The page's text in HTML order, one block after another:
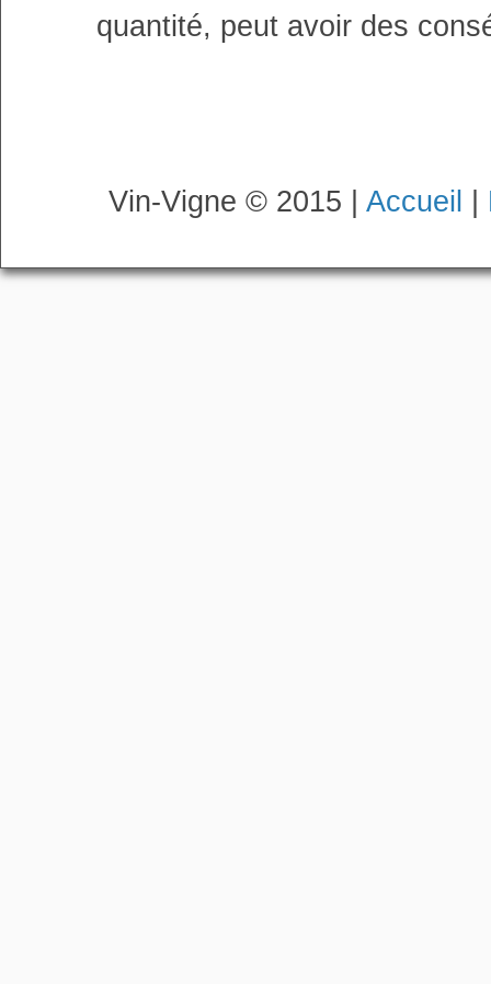
quantité, peut avoir des
Vin-Vigne © 2015 | Accueil